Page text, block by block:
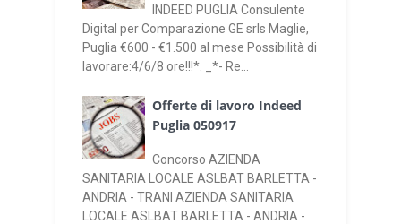
INDEED PUGLIA Consulente
Digital per Comparazione GE srls Maglie,
Puglia €600 - €1.500 al mese Possibilità di
lavorare:4/6/8 ore!!!*. _*- Re...
Offerte di lavoro Indeed
Puglia 050917
Concorso AZIENDA
SANITARIA LOCALE ASLBAT BARLETTA -
ANDRIA - TRANI AZIENDA SANITARIA
LOCALE ASLBAT BARLETTA - ANDRIA -